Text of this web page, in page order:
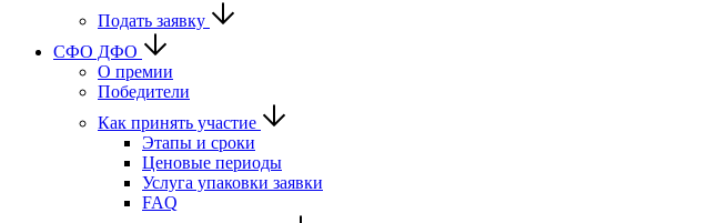
Подать заявку
CФО ДФО
О премии
Победители
Как принять участие
Этапы и сроки
Ценовые периоды
Услуга упаковки заявки
FAQ